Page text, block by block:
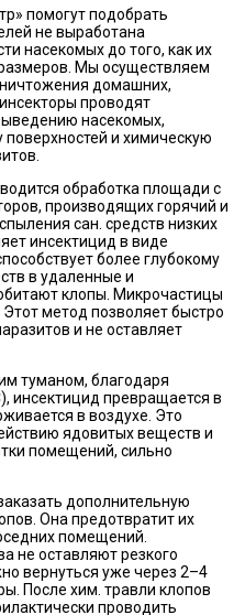
помогут подобрать
не выработана
насекомых до того, как их
Мы осуществляем
домашних,
проводят
насекомых,
и химическую
обработка площади с
производящих горячий и
сан. средств низких
инсектицид в виде
более глубокому
в удаленные и
клопы. Микрочастицы
метод позволяет быстро
и не оставляет
туманом, благодаря
инсектицид превращается в
в воздухе. Это
ядовитых веществ и
помещений, сильно
дополнительную
Она предотвратит их
помещений.
не оставляют резкого
вернуться уже через 2–4
После хим. травли клопов
проводить